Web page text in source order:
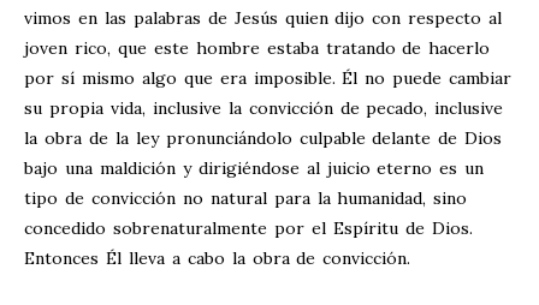
vimos en las palabras de Jesús quien dijo con respecto al
joven rico, que este hombre estaba tratando de hacerlo
por sí mismo algo que era imposible. Él no puede cambiar
su propia vida, inclusive la convicción de pecado, inclusive
la obra de la ley pronunciándolo culpable delante de Dios
bajo una maldición y dirigiéndose al juicio eterno es un
tipo de convicción no natural para la humanidad, sino
concedido sobrenaturalmente por el Espíritu de Dios.
Entonces Él lleva a cabo la obra de convicción.